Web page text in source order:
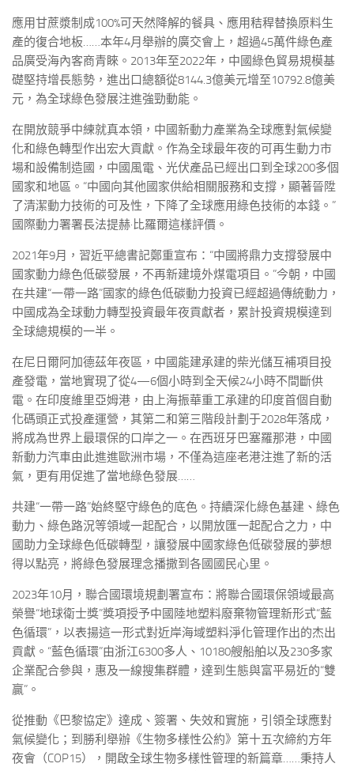
應用甘蔗漿制成100%可天然降解的餐具、應用秸稈替換原料生
產的復合地板……本年4月舉辦的廣交會上，超過45萬件綠色產
品廣受海內客商青睞。2013年至2022年，中國綠色貿易規模基
礎堅持增長態勢，進出口總額從8144.3億美元增至10792.8億美
元，為全球綠色發展注進強勁動能。
在開放競爭中練就真本領，中國新動力產業為全球應對氣候變
化和綠色轉型作出宏大貢獻。作為全球最年夜的可再生動力市
場和設備制造國，中國風電、光伏產品已經出口到全球200多個
國家和地區。“中國向其他國家供給相關服務和支撐，顯著晉陞
了清潔動力技術的可及性，下降了全球應用綠色技術的本錢。”
國際動力署署長法提赫·比羅爾這樣評價。
2021年9月，習近平總書記鄭重宣布：“中國將鼎力支撐發展中
國家動力綠色低碳發展，不再新建境外煤電項目。”今朝，中國
在共建“一帶一路”國家的綠色低碳動力投資已經超過傳統動力，
中國成為全球動力轉型投資最年夜貢獻者，累計投資規模達到
全球總規模的一半。
在尼日爾阿加德茲年夜區，中國能建承建的柴光儲互補項目投
產發電，當地實現了從4—6個小時到全天候24小時不間斷供
電。在印度維里亞姆港，由上海振華重工承建的印度首個自動
化碼頭正式投產運營，其第二和第三階段計劃于2028年落成，
將成為世界上最環保的口岸之一。在西班牙巴塞羅那港，中國
新動力汽車由此進進歐洲市場，不僅為這座老港注進了新的活
氣，更有用促進了當地綠色發展……
共建“一帶一路”始終堅守綠色的底色。持續深化綠色基建、綠色
動力、綠色路況等領域一起配合，以開放匯一起配合之力，中
國助力全球綠色低碳轉型，讓發展中國家綠色低碳發展的夢想
得以點亮，將綠色發展理念播撒到各國國民心里。
2023年10月，聯合國環境規劃署宣布：將聯合國環保領域最高
榮譽“地球衛士獎”獎項授予中國陸地塑料廢棄物管理新形式“藍
色循環”，以表揚這一形式對近岸海域塑料淨化管理作出的杰出
貢獻。“藍色循環”由浙江6300多人、10180艘船舶以及230多家
企業配合參與，惠及一線搜集群體，達到生態與富平易近的“雙
贏”。
從推動《巴黎協定》達成、簽署、失效和實施，引領全球應對
氣候變化；到勝利舉辦《生物多樣性公約》第十五次締約方年
夜會（COP15），開啟全球生物多樣性管理的新篇章……秉持人